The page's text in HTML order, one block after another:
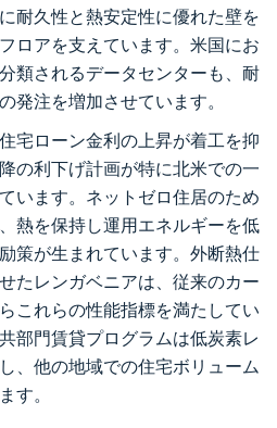
耐久性と熱安定性に優れた壁を
ロアを支えています。米国にお
類されるデータセンターも、耐
発注を増加させています。
宅ローン金利の上昇が着工を抑
の利下げ計画が特に北米での一
います。ネットゼロ住居のため
熱を保持し運用エネルギーを低
策が生まれています。外断熱仕
たレンガベニアは、従来のカー
これらの性能指標を満たしてい
部門賃貸プログラムは低炭素レ
、他の地域での住宅ボリューム
す。